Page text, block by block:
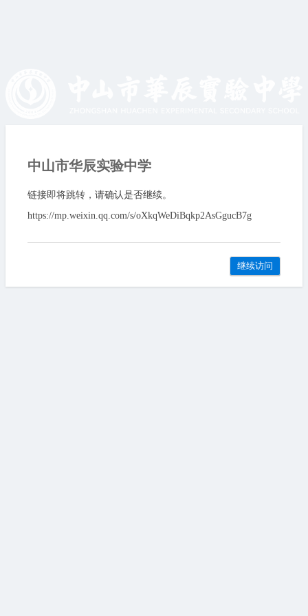
中山市华辰实验中学
链接即将跳转，请确认是否继续。
https://mp.weixin.qq.com/s/oXkqWeDiBqkp2AsGgucB7g
继续访问